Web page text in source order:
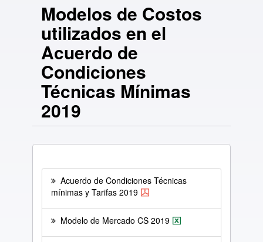
Modelos de Costos
utilizados en el
Acuerdo de
Condiciones
Técnicas Mínimas
2019
Acuerdo de Condiciones Técnicas
mínimas y Tarifas 2019
Modelo de Mercado CS 2019